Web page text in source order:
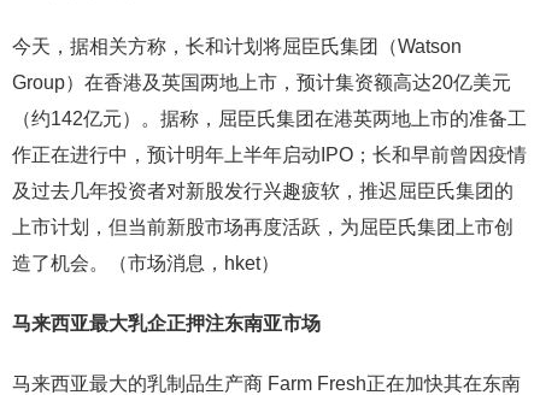
今天，据相关方称，长和计划将屈臣氏集团（Watson
Group）在香港及英国两地上市，预计集资额高达20亿美元
（约142亿元）。据称，屈臣氏集团在港英两地上市的准备工
作正在进行中，预计明年上半年启动IPO；长和早前曾因疫情
及过去几年投资者对新股发行兴趣疲软，推迟屈臣氏集团的
上市计划，但当前新股市场再度活跃，为屈臣氏集团上市创
造了机会。（市场消息，hket）
马来西亚最大乳企正押注东南亚市场
马来西亚最大的乳制品生产商 Farm Fresh正在加快其在东南